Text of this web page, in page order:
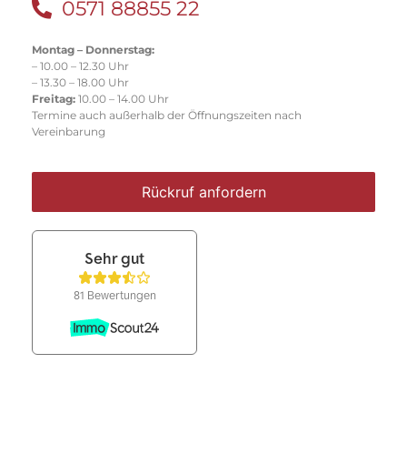
0571 88855 22
Montag – Donnerstag:
– 10.00 – 12.30 Uhr
– 13.30 – 18.00 Uhr
Freitag: 10.00 – 14.00 Uhr
Termine auch außerhalb der Öffnungszeiten nach
Vereinbarung
Rückruf anfordern